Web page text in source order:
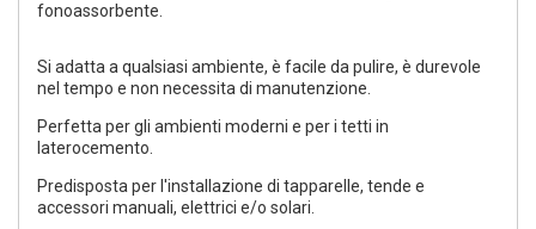
fonoassorbente.
Si adatta a qualsiasi ambiente, è facile da pulire, è durevole
nel tempo e non necessita di manutenzione.
Perfetta per gli ambienti moderni e per i tetti in
laterocemento.
Predisposta per l'installazione di tapparelle, tende e
accessori manuali, elettrici e/o solari.